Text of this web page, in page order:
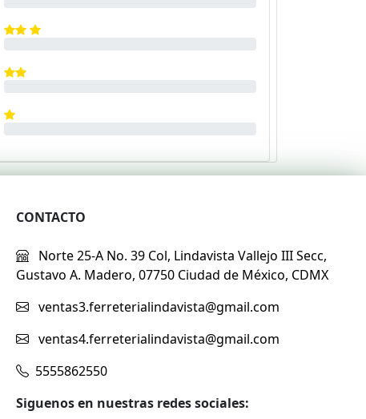
CONTACTO
Norte 25-A No. 39 Col, Lindavista Vallejo III Secc,
Gustavo A. Madero, 07750 Ciudad de México, CDMX
ventas3.ferreterialindavista@gmail.com
ventas4.ferreterialindavista@gmail.com
5555862550
Siguenos en nuestras redes sociales: